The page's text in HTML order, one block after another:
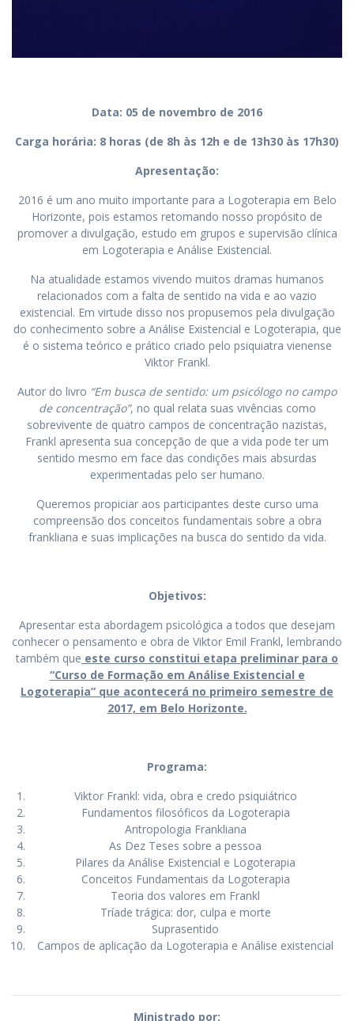
Data: 05 de novembro de 2016
Carga horária: 8 horas (de 8h às 12h e de 13h30 às 17h30)
Apresentação:
2016 é um ano muito importante para a Logoterapia em Belo
Horizonte, pois estamos retomando nosso propósito de
promover a divulgação, estudo em grupos e supervisão clínica
em Logoterapia e Análise Existencial.
Na atualidade estamos vivendo muitos dramas humanos
relacionados com a falta de sentido na vida e ao vazio
existencial. Em virtude disso nos propusemos pela divulgação
do conhecimento sobre a Análise Existencial e Logoterapia, que
é o sistema teórico e prático criado pelo psiquiatra vienense
Viktor Frankl.
Autor do livro “Em busca de sentido: um psicólogo no campo
de concentração”, no qual relata suas vivências como
sobrevivente de quatro campos de concentração nazistas,
Frankl apresenta sua concepção de que a vida pode ter um
sentido mesmo em face das condições mais absurdas
experimentadas pelo ser humano.
Queremos propiciar aos participantes deste curso uma
compreensão dos conceitos fundamentais sobre a obra
frankliana e suas implicações na busca do sentido da vida.
Objetivos:
Apresentar esta abordagem psicológica a todos que desejam
conhecer o pensamento e obra de Viktor Emil Frankl, lembrando
também que este curso constitui etapa preliminar para o
“Curso de Formação em Análise Existencial e
Logoterapia” que acontecerá no primeiro semestre de
2017, em Belo Horizonte.
Programa:
Viktor Frankl: vida, obra e credo psiquiátrico
Fundamentos filosóficos da Logoterapia
Antropologia Frankliana
As Dez Teses sobre a pessoa
Pilares da Análise Existencial e Logoterapia
Conceitos Fundamentais da Logoterapia
Teoria dos valores em Frankl
Tríade trágica: dor, culpa e morte
Suprasentido
Campos de aplicação da Logoterapia e Análise existencial
Ministrado por: